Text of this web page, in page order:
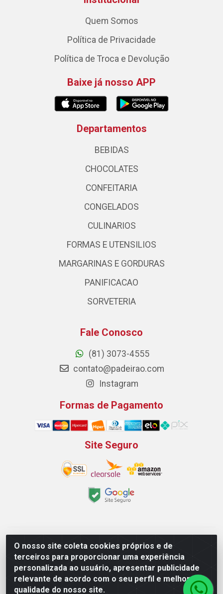
O nosso site coleta cookies próprios e de
terceiros para proporcionar uma experiência
personalizada ao usuário, apresentar publicidade
relevante de acordo com o seu perfil e melhorar a
qualidade do nosso site.
Quem Somos
Política de Privacidade
Política de Troca e Devolução
Baixe já nosso APP
Departamentos
BEBIDAS
CHOCOLATES
CONFEITARIA
CONGELADOS
CULINARIOS
FORMAS E UTENSILIOS
MARGARINAS E GORDURAS
PANIFICACAO
SORVETERIA
Fale Conosco
(81) 3073-4555
contato@padeirao.com
Instagram
Formas de Pagamento
Site Seguro
Padeirão Comércio de Produtos Para Panificação LTDA -
Rodovia Empresario João Santos Filho, 2425, Gp B1 Bl. 02 -
Muribeca, Jaboatão dos Guararapes/PE - CEP 54.350-100 -
CNPJ 03.042.263/0001-51